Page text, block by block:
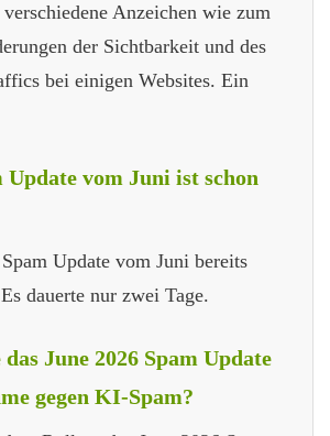
Anzeichen wie zum
der Sichtbarkeit und des
bei einigen Websites. Ein
Update vom Juni ist schon
Update vom Juni bereits
dauerte nur zwei Tage.
June 2026 Spam Update
gegen KI-Spam?